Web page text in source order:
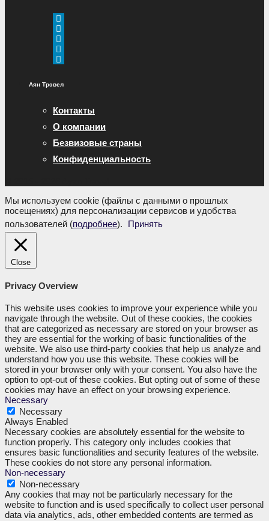
Аян Трэвел
Контакты
О компании
Безвизовые страны
Конфиденциальность
Мы используем cookie (файлы с данными о прошлых
посещениях) для персонализации сервисов и удобства
пользователей (подробнее). Принять
Close
Privacy Overview
This website uses cookies to improve your experience while you
navigate through the website. Out of these cookies, the cookies
that are categorized as necessary are stored on your browser as
they are essential for the working of basic functionalities of the
website. We also use third-party cookies that help us analyze and
understand how you use this website. These cookies will be
stored in your browser only with your consent. You also have the
option to opt-out of these cookies. But opting out of some of these
cookies may have an effect on your browsing experience.
Necessary
Necessary
Always Enabled
Necessary cookies are absolutely essential for the website to
function properly. This category only includes cookies that
ensures basic functionalities and security features of the website.
These cookies do not store any personal information.
Non-necessary
Non-necessary
Any cookies that may not be particularly necessary for the
website to function and is used specifically to collect user personal
data via analytics, ads, other embedded contents are termed as